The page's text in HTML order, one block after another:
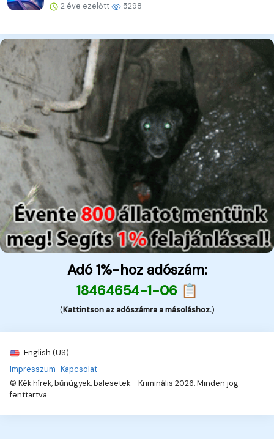
2 éve ezelőtt 5298
Adó 1%-hoz adószám:
18464654-1-06 📋
(Kattintson az adószámra a másoláshoz.)
English (US)
Impresszum ·Kapcsolat ·
© Kék hírek, bűnügyek, balesetek - Kriminális 2026. Minden jog
fenttartva